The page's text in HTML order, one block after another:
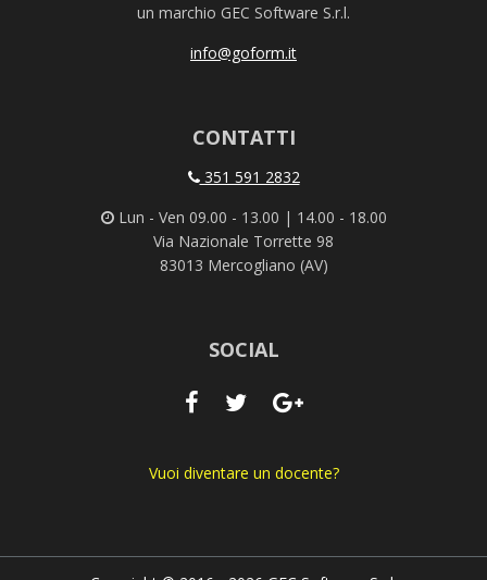
un marchio GEC Software S.r.l.
info@goform.it
CONTATTI
351 591 2832
Lun - Ven 09.00 - 13.00 | 14.00 - 18.00
Via Nazionale Torrette 98
83013 Mercogliano (AV)
SOCIAL
Vuoi diventare un docente?